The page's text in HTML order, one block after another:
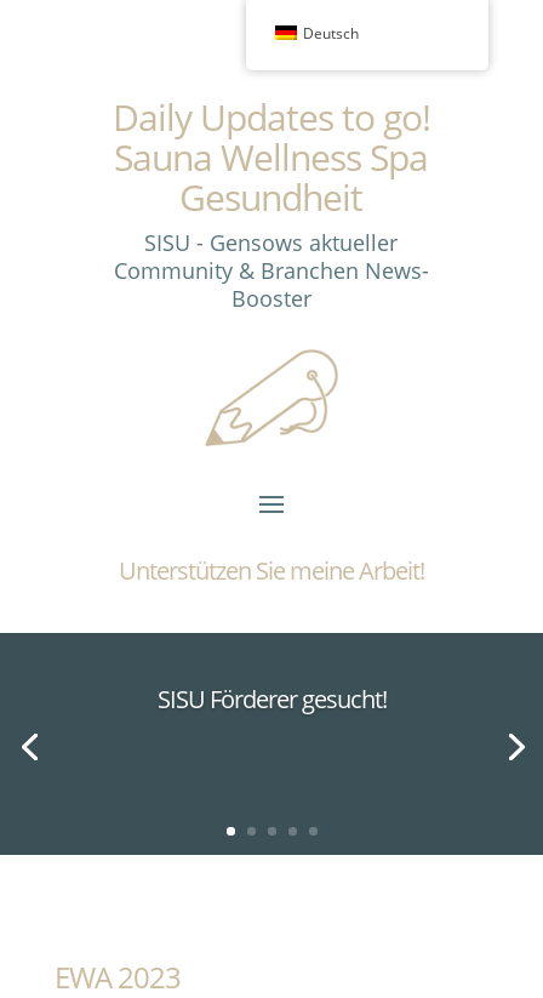
Daily Updates to go!
Sauna Wellness Spa
Gesundheit
SISU - Gensows aktueller
Community & Branchen News-
Booster
Unterstützen Sie meine Arbeit!
SISU Förderer gesucht!
EWA 2023
Deutsch